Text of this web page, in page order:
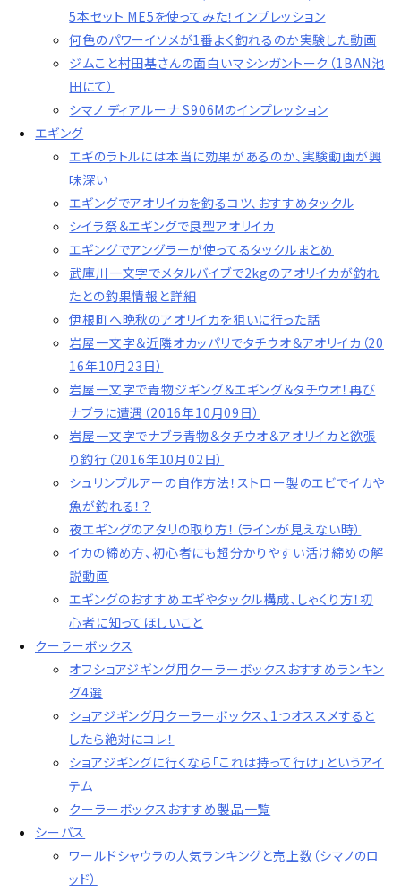
5本セット ME5を使ってみた！インプレッション
何色のパワーイソメが1番よく釣れるのか実験した動画
ジムこと村田基さんの面白いマシンガントーク（1BAN池
田にて）
シマノ ディアルーナ S906Mのインプレッション
エギング
エギのラトルには本当に効果があるのか、実験動画が興
味深い
エギングでアオリイカを釣るコツ、おすすめタックル
シイラ祭＆エギングで良型アオリイカ
エギングでアングラーが使ってるタックルまとめ
武庫川一文字でメタルバイブで2kgのアオリイカが釣れ
たとの釣果情報と詳細
伊根町へ晩秋のアオリイカを狙いに行った話
岩屋一文字＆近隣オカッパリでタチウオ＆アオリイカ（20
16年10月23日）
岩屋一文字で青物ジギング＆エギング＆タチウオ！再び
ナブラに遭遇（2016年10月09日）
岩屋一文字でナブラ青物＆タチウオ＆アオリイカと欲張
り釣行（2016年10月02日）
シュリンプルアーの自作方法！ストロー製のエビでイカや
魚が釣れる！？
夜エギングのアタリの取り方！（ラインが見えない時）
イカの締め方、初心者にも超分かりやすい活け締めの解
説動画
エギングのおすすめエギやタックル構成、しゃくり方！初
心者に知ってほしいこと
クーラーボックス
オフショアジギング用クーラーボックスおすすめランキン
グ4選
ショアジギング用クーラーボックス、1つオススメすると
したら絶対にコレ！
ショアジギングに行くなら「これは持って行け」というアイ
テム
クーラーボックスおすすめ製品一覧
シーバス
ワールドシャウラの人気ランキングと売上数（シマノのロ
ッド）